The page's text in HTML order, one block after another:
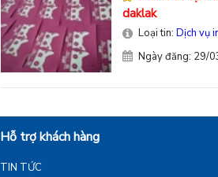
daklak
Loại tin: Dịch vụ
Ngày đăng: 29/
Hỗ trợ khách hàng
TIN TỨC